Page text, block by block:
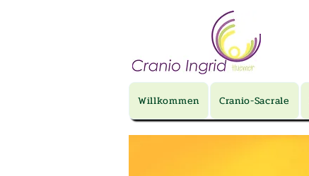
Willkommen Cranio-Sacrale